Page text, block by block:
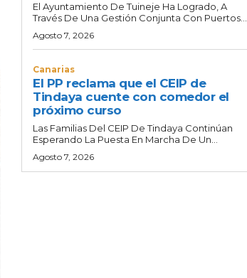
El Ayuntamiento De Tuineje Ha Logrado, A
Través De Una Gestión Conjunta Con Puertos...
Agosto 7, 2026
Canarias
El PP reclama que el CEIP de
Tindaya cuente con comedor el
próximo curso
Las Familias Del CEIP De Tindaya Continúan
Esperando La Puesta En Marcha De Un...
Agosto 7, 2026